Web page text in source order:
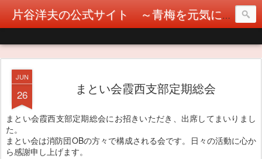
片谷洋夫の公式サイト ～青梅を元気に！カタヤぶりな挑戦！～
JUN
26 まとい会霞西支部定期総会
まとい会霞西支部定期総会にお招きいただき、出席してまいりまし
た。
まとい会は消防団OBの方々で構成される会です。日々の活動に心か
ら感謝申し上げます。